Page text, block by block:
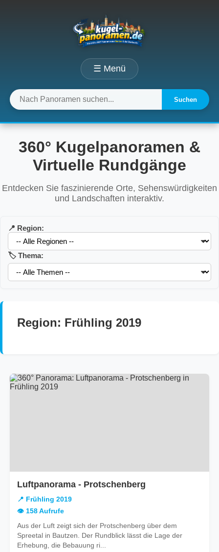
☰ Menü
Suchen
360° Kugelpanoramen &
Virtuelle Rundgänge
Entdecken Sie faszinierende Orte, Sehenswürdigkeiten
und Landschaften interaktiv.
📍 Region:
🏷️ Thema:
Region: Frühling 2019
Luftpanorama - Protschenberg
📍 Frühling 2019
👁️ 158 Aufrufe
Aus der Luft zeigt sich der Protschenberg über dem
Spreetal in Bautzen. Der Rundblick lässt die Lage der
Erhebung, die Bebauung ri...